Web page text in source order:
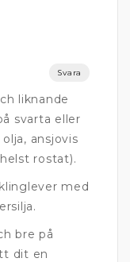
Svara
liknande
svarta eller
ansjovis
rostat).
med
bre på
dit en